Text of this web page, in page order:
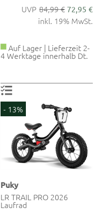
84,99 € 72,95 €
inkl. 19% MwSt.
Auf Lager | Lieferzeit 2-
4 Werktage innerhalb Dt.
- 13%
Puky
LR TRAIL PRO 2026
Laufrad